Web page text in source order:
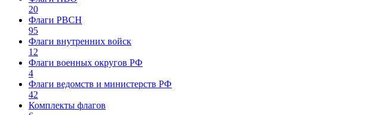
20
Флаги РВСН
95
Флаги внутренних войск
12
Флаги военных округов РФ
4
Флаги ведомств и министерств РФ
42
Комплекты флагов